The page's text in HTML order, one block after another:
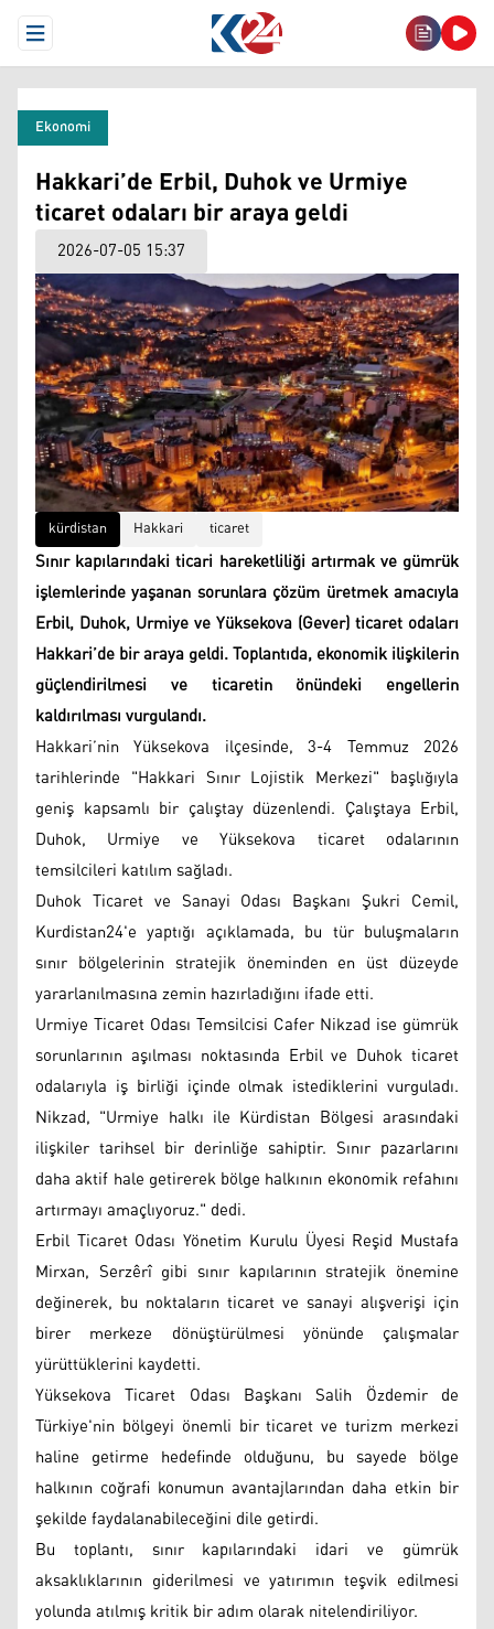
Open Menu
Ekonomi
Hakkari’de Erbil, Duhok ve Urmiye
ticaret odaları bir araya geldi
2026-07-05 15:37
kürdistan Hakkari ticaret
Sınır kapılarındaki ticari hareketliliği artırmak ve gümrük
işlemlerinde yaşanan sorunlara çözüm üretmek amacıyla
Erbil, Duhok, Urmiye ve Yüksekova (Gever) ticaret odaları
Hakkari’de bir araya geldi. Toplantıda, ekonomik ilişkilerin
güçlendirilmesi ve ticaretin önündeki engellerin
kaldırılması vurgulandı.
Hakkari’nin Yüksekova ilçesinde, 3-4 Temmuz 2026
tarihlerinde "Hakkari Sınır Lojistik Merkezi" başlığıyla
geniş kapsamlı bir çalıştay düzenlendi. Çalıştaya Erbil,
Duhok, Urmiye ve Yüksekova ticaret odalarının
temsilcileri katılım sağladı.
Duhok Ticaret ve Sanayi Odası Başkanı Şukri Cemil,
Kurdistan24'e yaptığı açıklamada, bu tür buluşmaların
sınır bölgelerinin stratejik öneminden en üst düzeyde
yararlanılmasına zemin hazırladığını ifade etti.
Urmiye Ticaret Odası Temsilcisi Cafer Nikzad ise gümrük
sorunlarının aşılması noktasında Erbil ve Duhok ticaret
odalarıyla iş birliği içinde olmak istediklerini vurguladı.
Nikzad, "Urmiye halkı ile Kürdistan Bölgesi arasındaki
ilişkiler tarihsel bir derinliğe sahiptir. Sınır pazarlarını
daha aktif hale getirerek bölge halkının ekonomik refahını
artırmayı amaçlıyoruz." dedi.
Erbil Ticaret Odası Yönetim Kurulu Üyesi Reşid Mustafa
Mirxan, Serzêrî gibi sınır kapılarının stratejik önemine
değinerek, bu noktaların ticaret ve sanayi alışverişi için
birer merkeze dönüştürülmesi yönünde çalışmalar
yürüttüklerini kaydetti.
Yüksekova Ticaret Odası Başkanı Salih Özdemir de
Türkiye'nin bölgeyi önemli bir ticaret ve turizm merkezi
haline getirme hedefinde olduğunu, bu sayede bölge
halkının coğrafi konumun avantajlarından daha etkin bir
şekilde faydalanabileceğini dile getirdi.
Bu toplantı, sınır kapılarındaki idari ve gümrük
aksaklıklarının giderilmesi ve yatırımın teşvik edilmesi
yolunda atılmış kritik bir adım olarak nitelendiriliyor.